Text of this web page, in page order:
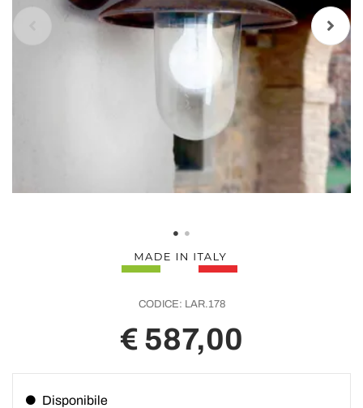
CODICE: LAR.178
€ 587,00
Disponibile